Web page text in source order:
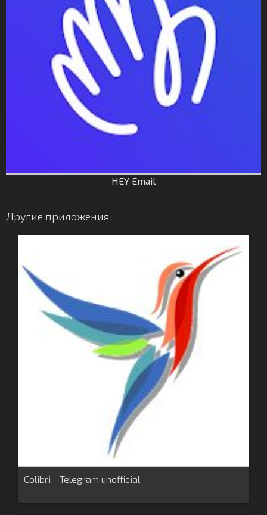
HEY Email
Другие приложения:
Colibri - Telegram unofficial